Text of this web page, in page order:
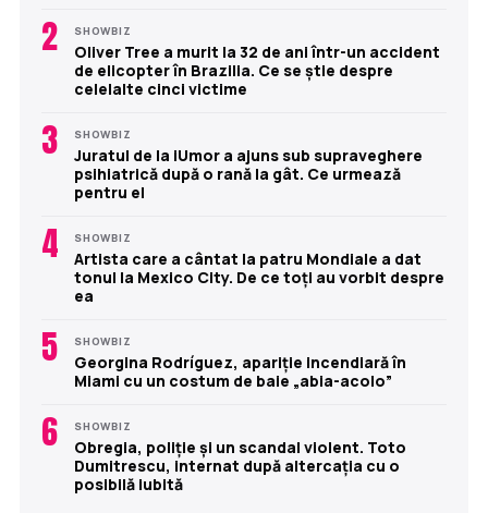
2 SHOWBIZ
Oliver Tree a murit la 32 de ani într-un accident
de elicopter în Brazilia. Ce se știe despre
celelalte cinci victime
3 SHOWBIZ
Juratul de la iUmor a ajuns sub supraveghere
psihiatrică după o rană la gât. Ce urmează
pentru el
4 SHOWBIZ
Artista care a cântat la patru Mondiale a dat
tonul la Mexico City. De ce toți au vorbit despre
ea
5 SHOWBIZ
Georgina Rodríguez, apariție incendiară în
Miami cu un costum de baie „abia-acolo”
6 SHOWBIZ
Obregia, poliție și un scandal violent. Toto
Dumitrescu, internat după altercația cu o
posibilă iubită